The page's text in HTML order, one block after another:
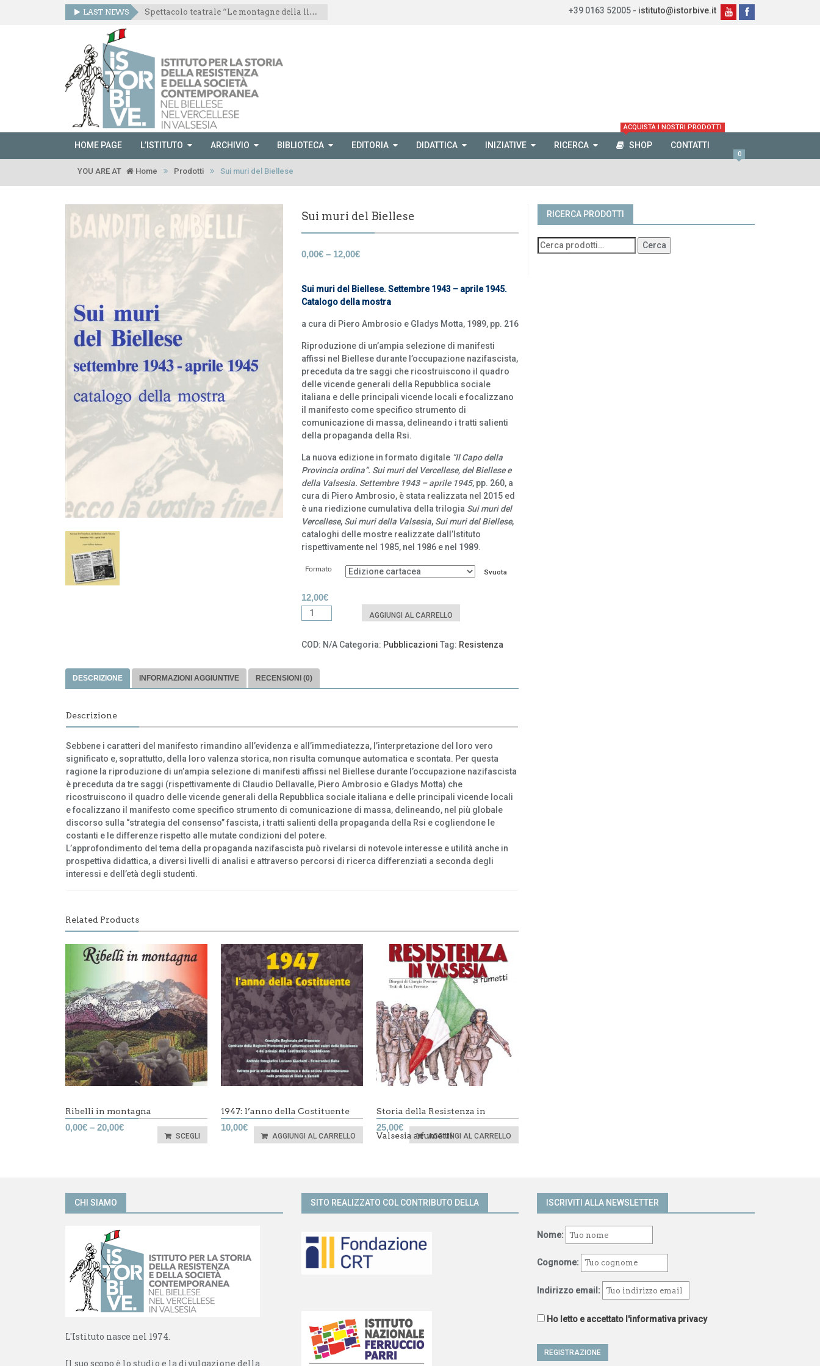
LAST NEWS Spettacolo teatrale “Le montagne della libertà” +39 0163 52005 - istituto@istorbive.it
HOME PAGE L’ISTITUTO ARCHIVIO BIBLIOTECA EDITORIA DIDATTICA INIZIATIVE RICERCA SHOP
ACQUISTA I NOSTRI PRODOTTI
CONTATTI
0
YOU ARE AT Home Prodotti Sui muri del Biellese
Sui muri del Biellese
0,00€– 12,00€
Sui muri del Biellese. Settembre 1943 – aprile 1945.
Catalogo della mostra
a cura di Piero Ambrosio e Gladys Motta, 1989, pp. 216
Riproduzione di un’ampia selezione di manifesti
affissi nel Biellese durante l’occupazione nazifascista,
preceduta da tre saggi che ricostruiscono il quadro
delle vicende generali della Repubblica sociale
italiana e delle principali vicende locali e focalizzano
il manifesto come specifico strumento di
comunicazione di massa, delineando i tratti salienti
della propaganda della Rsi.
La nuova edizione in formato digitale “Il Capo della
Provincia ordina”. Sui muri del Vercellese, del Biellese e
della Valsesia. Settembre 1943 – aprile 1945, pp. 260, a
cura di Piero Ambrosio, è stata realizzata nel 2015 ed
è una riedizione cumulativa della trilogia Sui muri del
Vercellese, Sui muri della Valsesia, Sui muri del Biellese,
cataloghi delle mostre realizzate dall’Istituto
rispettivamente nel 1985, nel 1986 e nel 1989.
Formato Svuota
12,00€
Sui
muri
Biellese
AGGIUNGI AL CARRELLO
COD: N/A Categoria: Pubblicazioni Tag: Resistenza
DESCRIZIONE INFORMAZIONI AGGIUNTIVE RECENSIONI (0)
Descrizione
Sebbene i caratteri del manifesto rimandino all’evidenza e all’immediatezza, l’interpretazione del loro vero
significato e, soprattutto, della loro valenza storica, non risulta comunque automatica e scontata. Per questa
ragione la riproduzione di un’ampia selezione di manifesti affissi nel Biellese durante l’occupazione nazifascista
è preceduta da tre saggi (rispettivamente di Claudio Dellavalle, Piero Ambrosio e Gladys Motta) che
ricostruiscono il quadro delle vicende generali della Repubblica sociale italiana e delle principali vicende locali
e focalizzano il manifesto come specifico strumento di comunicazione di massa, delineando, nel più globale
discorso sulla “strategia del consenso” fascista, i tratti salienti della propaganda della Rsi e cogliendone le
costanti e le differenze rispetto alle mutate condizioni del potere.
L’approfondimento del tema della propaganda nazifascista può rivelarsi di notevole interesse e utilità anche in
prospettiva didattica, a diversi livelli di analisi e attraverso percorsi di ricerca differenziati a seconda degli
interessi e dell’età degli studenti.
Related Products
Ribelli in montagna
0,00€ – 20,00€
SCEGLI
1947: l’anno della Costituente
10,00€
AGGIUNGI AL CARRELLO
Storia della Resistenza in
Valsesia a fumetti
25,00€
AGGIUNGI AL CARRELLO
RICERCA PRODOTTI
Cerca
CHI SIAMO
L'Istituto nasce nel 1974.
Il suo scopo è lo studio e la divulgazione della
SITO REALIZZATO COL CONTRIBUTO DELLA ISCRIVITI ALLA NEWSLETTER
Nome:
Cognome:
Indirizzo email:
Ho letto e accettato l'informativa privacy